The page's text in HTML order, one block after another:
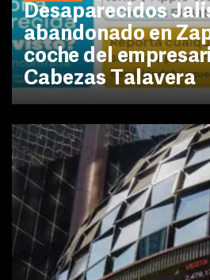
Desaparecidos
abandonado en
coche del
Cabezas Talavera